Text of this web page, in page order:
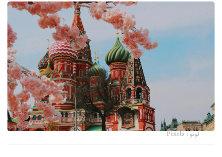
فوتو: Pexels